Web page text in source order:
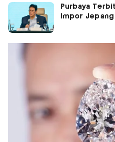
Purbaya
Impor Jepang